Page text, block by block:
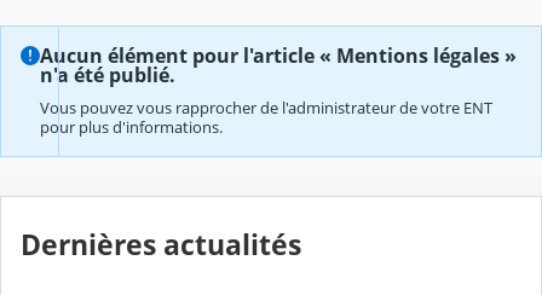
Aucun élément pour l'article « Mentions légales »
n'a été publié.
Vous pouvez vous rapprocher de l'administrateur de votre ENT
pour plus d'informations.
Dernières actualités